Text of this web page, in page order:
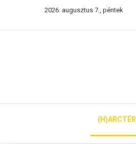
2026. augusztus 7., péntek
(H)ARCTÉR